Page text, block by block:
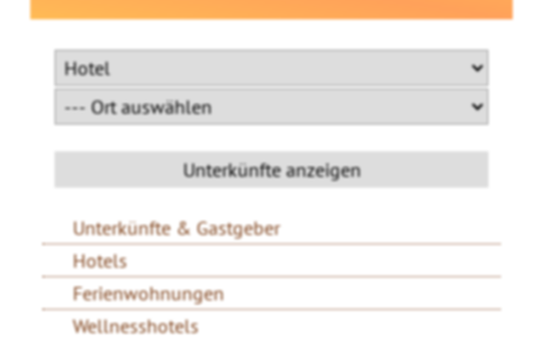
Unterkünfte & Gastgeber
Hotels
Ferienwohnungen
Wellnesshotels